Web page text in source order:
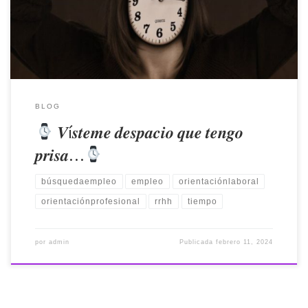
vestirse por su ayudante que «no atina» a abrocharle
correctamente los botones. Seguro que has […]
BLOG
𝑽í𝒔𝒕𝒆𝒎𝒆 𝒅𝒆𝒔𝒑𝒂𝒄𝒊𝒐 𝒒𝒖𝒆 𝒕𝒆𝒏𝒈𝒐
𝒑𝒓𝒊𝒔𝒂…
búsquedaempleo empleo orientaciónlaboral
orientaciónprofesional rrhh tiempo
por admin Publicadafebrero 11, 2024